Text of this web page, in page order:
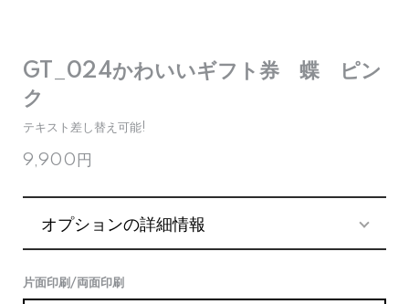
GT_024かわいいギフト券 蝶 ピン
ク
テキスト差し替え可能!
9,900円
オプションの詳細情報
片面印刷/両面印刷